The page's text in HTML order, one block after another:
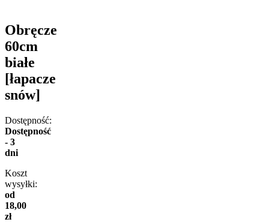
Obręcze
60cm
białe
[łapacze
snów]
Dostępność:
Dostępność
- 3
dni
Koszt
wysyłki:
od
18,00
zł